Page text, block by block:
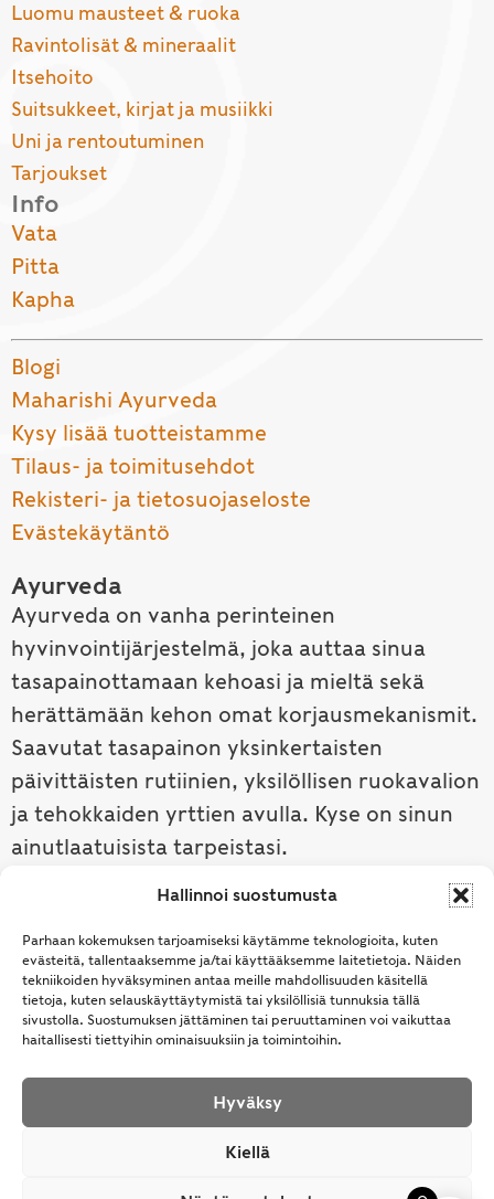
Hallinnoi suostumusta
Parhaan kokemuksen tarjoamiseksi käytämme teknologioita, kuten
evästeitä, tallentaaksemme ja/tai käyttääksemme laitetietoja. Näiden
tekniikoiden hyväksyminen antaa meille mahdollisuuden käsitellä
tietoja, kuten selauskäyttäytymistä tai yksilöllisiä tunnuksia tällä
sivustolla. Suostumuksen jättäminen tai peruuttaminen voi vaikuttaa
haitallisesti tiettyihin ominaisuuksiin ja toimintoihin.
Hyväksy
Kiellä
Luomu mausteet & ruoka
Ravintolisät & mineraalit
Itsehoito
Suitsukkeet, kirjat ja musiikki
Uni ja rentoutuminen
Tarjoukset
Info
Vata
Pitta
Kapha
Blogi
Maharishi Ayurveda
Kysy lisää tuotteistamme
Tilaus- ja toimitusehdot
Rekisteri- ja tietosuojaseloste
Evästekäytäntö
Ayurveda
Ayurveda on vanha perinteinen
hyvinvointijärjestelmä, joka auttaa sinua
tasapainottamaan kehoasi ja mieltä sekä
herättämään kehon omat korjausmekanismit.
Saavutat tasapainon yksinkertaisten
päivittäisten rutiinien, yksilöllisen ruokavalion
ja tehokkaiden yrttien avulla. Kyse on sinun
ainutlaatuisista tarpeistasi.
Tutustu ayurvedaan →
© Samhita | Ayurveda -tuotteita suomalaisille jo
vuodesta 1994. All Rights Reserved.